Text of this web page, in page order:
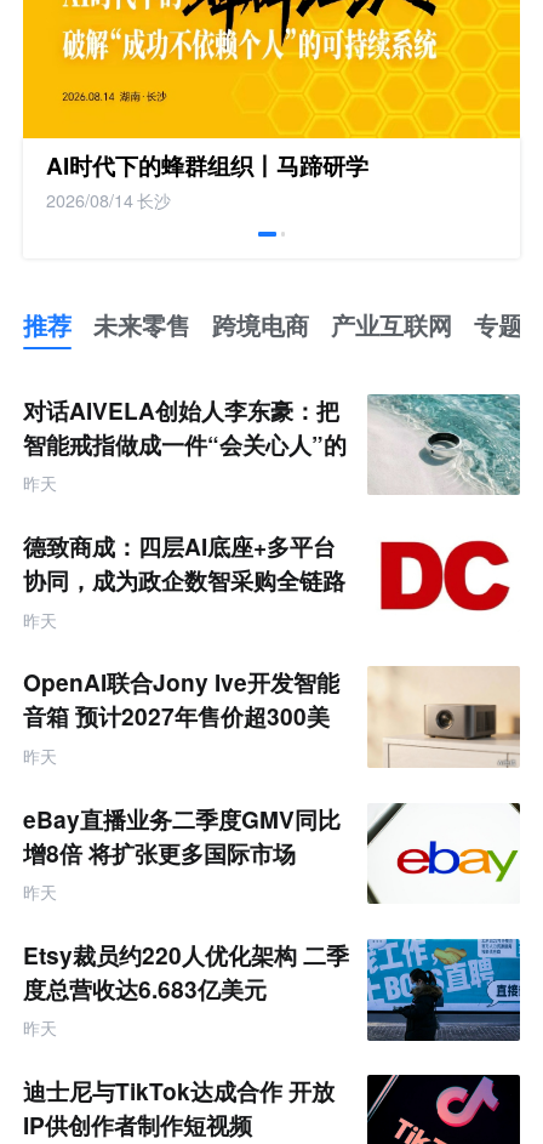
AI时代下的蜂群组织丨马蹄研学
2026/08/14长沙
推荐 未来零售 跨境电商 产业互联网 专题
来
零
售
跨
境
商
产
业
互
联
网
对话AIVELA创始人李东豪：把
智能戒指做成一件“会关心人”的
饰品
昨天
德致商成：四层AI底座+多平台
协同，成为政企数智采购全链路
服务商
昨天
OpenAI联合Jony Ive开发智能
音箱 预计2027年售价超300美
元
昨天
eBay直播业务二季度GMV同比
增8倍 将扩张更多国际市场
昨天
Etsy裁员约220人优化架构 二季
度总营收达6.683亿美元
昨天
迪士尼与TikTok达成合作 开放
IP供创作者制作短视频